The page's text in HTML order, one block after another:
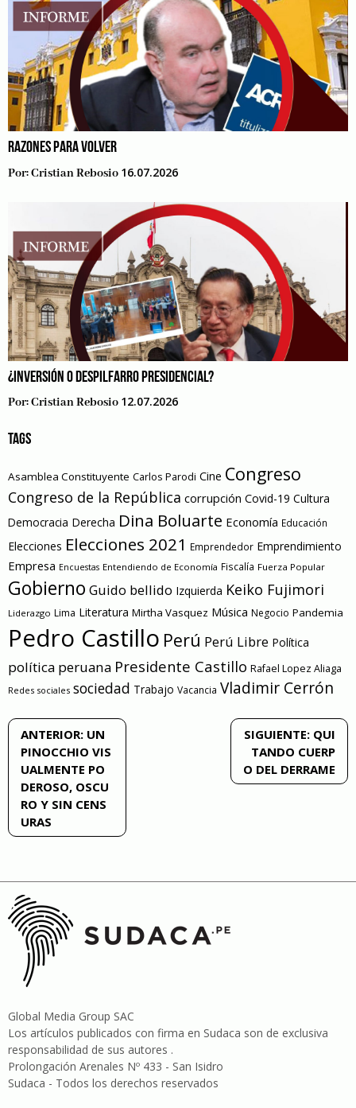
RAZONES PARA VOLVER
Por:Cristian Rebosio 16.07.2026
¿INVERSIÓN O DESPILFARRO PRESIDENCIAL?
Por:Cristian Rebosio 12.07.2026
TAGS
Asamblea Constituyente Carlos Parodi Cine Congreso
Congreso de la República corrupción Covid-19 Cultura
Democracia Derecha Dina Boluarte Economía Educación
Elecciones Elecciones 2021 Emprendedor Emprendimiento
Empresa Encuestas Entendiendo de Economía Fiscalía Fuerza Popular
Gobierno Guido bellido Izquierda Keiko Fujimori
Liderazgo Lima Literatura Mirtha Vasquez Música Negocio Pandemia
Pedro Castillo Perú Perú Libre Política
política peruana Presidente Castillo Rafael Lopez Aliaga
Redes sociales sociedad Trabajo Vacancia Vladimir Cerrón
Navegación
de
entradas
ANTERIOR: UN
PINOCCHIO VIS
UALMENTE PO
DEROSO, OSCU
RO Y SIN CENS
URAS
SIGUIENTE: QUI
TANDO CUERP
O DEL DERRAME
Global Media Group SAC
Los artículos publicados con firma en Sudaca son de exclusiva
responsabilidad de sus autores .
Prolongación Arenales Nº 433 - San Isidro
Sudaca - Todos los derechos reservados